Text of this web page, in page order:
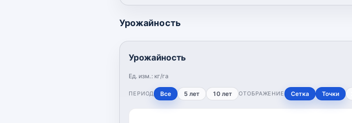
Урожайность
Урожайность
Ед. изм.: кг/га
ПЕРИОД Все 5 лет 10 лет ОТОБРАЖЕНИЕ Сетка Точки